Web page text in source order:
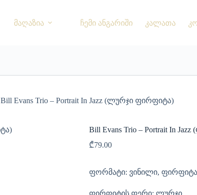
მაღაზია ჩემი ანგარიში კალათა
Bill Evans Trio – Portrait In Jazz (ლურჯი ფირფიტა)
Bill Evans Trio – Portrait In
₾79.00
ფორმატი: ვინილი,
ფირფიტის ფერი: ლურჯი